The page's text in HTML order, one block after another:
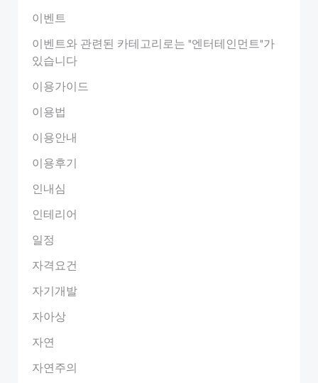
이벤트
이벤트와 관련된 카테고리로는 "엔터테인먼트"가
있습니다
이용가이드
이용법
이용안내
이용후기
인내심
인테리어
일정
자격요건
자기개발
자아상
자연
자연주의